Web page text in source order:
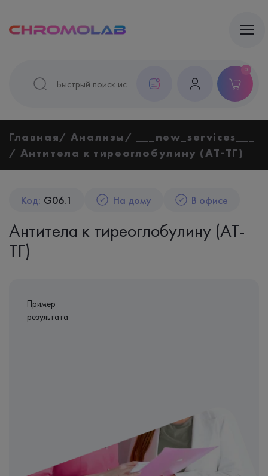
0
Главная Анализы
___new_services___
Антитела к тиреоглобулину (AT-ТГ)
Код: G06.1 На дому В офисе
Антитела к тиреоглобулину (AT-
ТГ)
Пример
результата